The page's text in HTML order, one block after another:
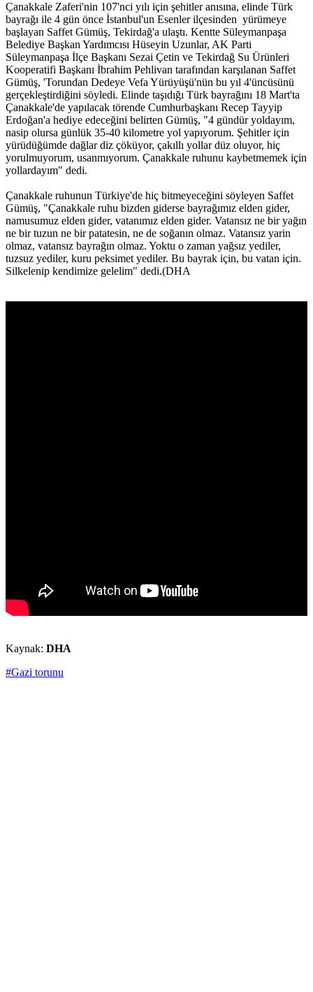
Çanakkale Zaferi'nin 107'nci yılı için şehitler anısına, elinde Türk
bayrağı ile 4 gün önce İstanbul'un Esenler ilçesinden yürümeye
başlayan Saffet Gümüş, Tekirdağ'a ulaştı. Kentte Süleymanpaşa
Belediye Başkan Yardımcısı Hüseyin Uzunlar, AK Parti
Süleymanpaşa İlçe Başkanı Sezai Çetin ve Tekirdağ Su Ürünleri
Kooperatifi Başkanı İbrahim Pehlivan tarafından karşılanan Saffet
Gümüş, 'Torundan Dedeye Vefa Yürüyüşü'nün bu yıl 4'üncüsünü
gerçekleştirdiğini söyledi. Elinde taşıdığı Türk bayrağını 18 Mart'ta
Çanakkale'de yapılacak törende Cumhurbaşkanı Recep Tayyip
Erdoğan'a hediye edeceğini belirten Gümüş, "4 gündür yoldayım,
nasip olursa günlük 35-40 kilometre yol yapıyorum. Şehitler için
yürüdüğümde dağlar diz çöküyor, çakıllı yollar düz oluyor, hiç
yorulmuyorum, usanmıyorum. Çanakkale ruhunu kaybetmemek için
yollardayım" dedi.
Çanakkale ruhunun Türkiye'de hiç bitmeyeceğini söyleyen Saffet
Gümüş, "Çanakkale ruhu bizden giderse bayrağımız elden gider,
namusumuz elden gider, vatanımız elden gider. Vatansız ne bir yağın
ne bir tuzun ne bir patatesin, ne de soğanın olmaz. Vatansız yarin
olmaz, vatansız bayrağın olmaz. Yoktu o zaman yağsız yediler,
tuzsuz yediler, kuru peksimet yediler. Bu bayrak için, bu vatan için.
Silkelenip kendimize gelelim" dedi.(DHA
Kaynak: DHA
#Gazi torunu